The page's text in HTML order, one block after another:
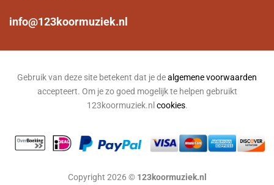
info@123koormuziek.nl
Gebruik van deze site betekent dat je dealgemene voorwaarden
accepteert. Om je zo goed mogelijk te helpen gebruikt
123koormuziek.nl cookies.
Copyright 2026 © 123koormuziek.nl